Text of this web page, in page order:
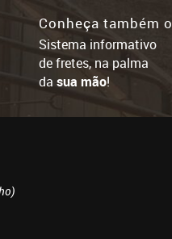
Conheça também o
Sistema informativo
de fretes, na palma
da sua mão!